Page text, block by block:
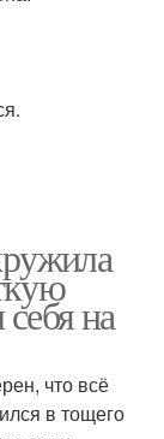
на
что всё
в тощего